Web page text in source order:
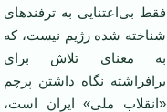
فقط بی‌اعتنایی به ترفندهای
شناخته شده رژیم نیست، که
به معنای تلاش برای
برافراشته نگاه داشتن پرچم
«انقلاب ملی» ایران است،